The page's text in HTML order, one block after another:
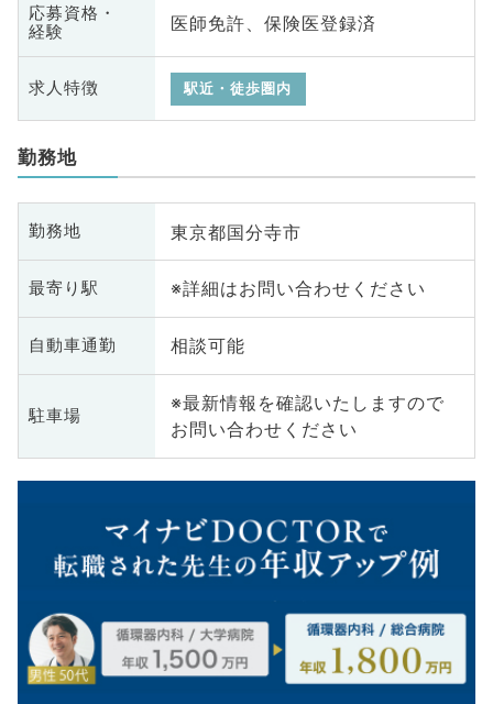
応募資格・
経験
医師免許、保険医登録済
求人特徴 駅近・徒歩圏内
勤務地
勤務地 東京都国分寺市
最寄り駅 ※詳細はお問い合わせください
自動車通勤 相談可能
駐車場
※最新情報を確認いたしますので
お問い合わせください